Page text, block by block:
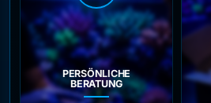
PERSÖNLICHE
BERATUNG